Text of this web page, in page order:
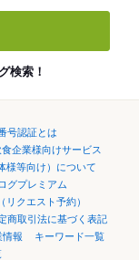
検索！
号認証とは
企業様向けサービス
様等向け）について
グプレミアム
リクエスト予約）
商取引法に基づく表記
情報
キーワード一覧